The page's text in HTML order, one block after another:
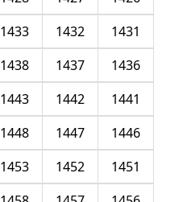
1431
1432
1433
1436
1437
1438
1441
1442
1443
1446
1447
1448
1451
1452
1453